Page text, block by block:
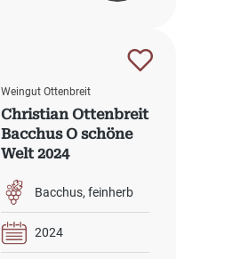
Weingut Ottenbreit
Christian Ottenbreit
Bacchus O schöne
Welt 2024
Bacchus feinherb
2024